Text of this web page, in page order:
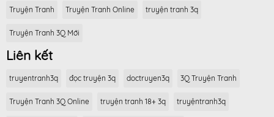
Truyện Tranh Truyện Tranh Online truyện tranh 3q
Truyện Tranh 3Q Mới
Liên kết
truyentranh3q đọc truyện 3q doctruyen3q 3Q Truyện Tranh
Truyện Tranh 3Q Online truyện tranh 18+ 3q truyệntranh3q